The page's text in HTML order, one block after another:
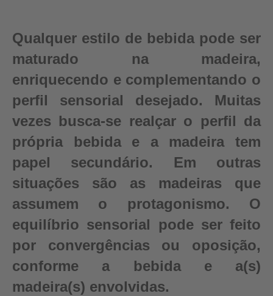
Qualquer estilo de bebida pode ser
maturado na madeira,
enriquecendo e complementando o
perfil sensorial desejado. Muitas
vezes busca-se realçar o perfil da
própria bebida e a madeira tem
papel secundário. Em outras
situações são as madeiras que
assumem o protagonismo. O
equilíbrio sensorial pode ser feito
por convergências ou oposição,
conforme a bebida e a(s)
madeira(s) envolvidas.